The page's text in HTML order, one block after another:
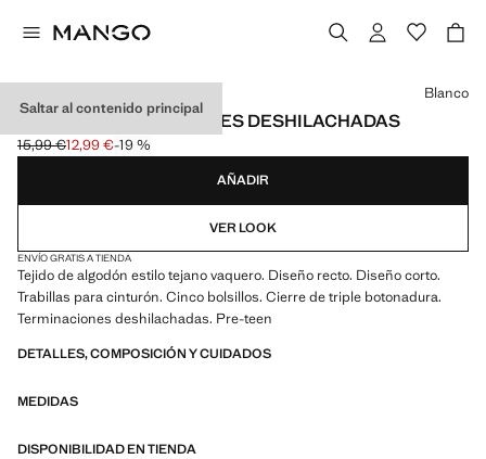
Saltar al contenido principal
SHORTS TERMINACIONES DESHILACHADAS
Precio inicial tachado [15,99 € ]
15,99 €
Precio actual [12,99 € ]
12,99 €-19 %
Selecciona un color
Blanco
AÑADIR
VER LOOK
ENVÍO GRATIS A TIENDA
Tejido de algodón estilo tejano vaquero. Diseño recto. Diseño corto.
Trabillas para cinturón. Cinco bolsillos. Cierre de triple botonadura.
Terminaciones deshilachadas. Pre-teen
DETALLES, COMPOSICIÓN Y CUIDADOS
MEDIDAS
DISPONIBILIDAD EN TIENDA